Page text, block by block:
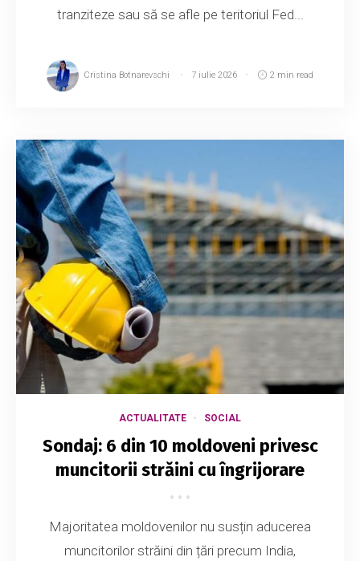
tranziteze sau să se afle pe teritoriul Fed...
Cristina Botnarevschi 7 iulie 2026 2 min read
ACTUALITATE SOCIAL
Sondaj: 6 din 10 moldoveni privesc
muncitorii străini cu îngrijorare
Majoritatea moldovenilor nu susțin aducerea
muncitorilor străini din țări precum India,